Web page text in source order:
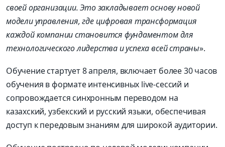
своей организации. Это закладывает основу новой
модели управления, где цифровая трансформация
каждой компании становится фундаментом для
технологического лидерства и успеха всей страны».
Обучение стартует 8 апреля, включает более 30 часов
обучения в формате интенсивных live-сессий и
сопровождается синхронным переводом на
казахский, узбекский и русский языки, обеспечивая
доступ к передовым знаниям для широкой аудитории.